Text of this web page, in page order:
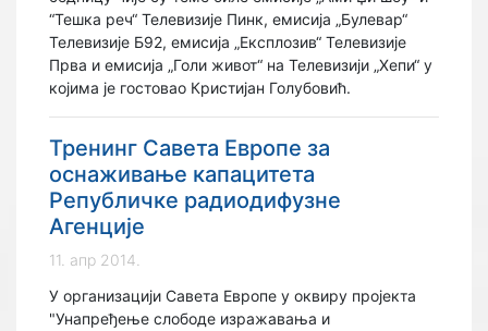
“Тешка реч“ Телевизије Пинк, емисија „Булевар“
Телевизије Б92, емисија „Експлозив“ Телевизије
Прва и емисија „Голи живот“ на Телевизији „Хепи“ у
којима је гостовао Кристијан Голубовић.
Тренинг Савета Европе за
оснаживање капацитета
Републичке радиодифузне
Агенције
11. апр 2014.
У организацији Савета Европе у оквиру пројекта
"Унапређење слободе изражавања и